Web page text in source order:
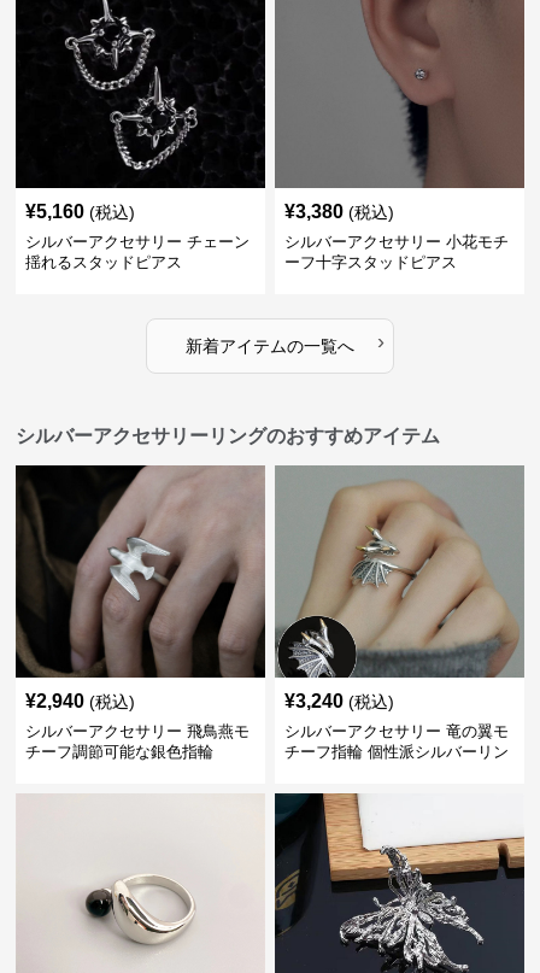
¥5,160 (税込)
シルバーアクセサリー チェーン
揺れるスタッドピアス
¥3,380 (税込)
シルバーアクセサリー 小花モチ
ーフ十字スタッドピアス
新着アイテムの一覧へ ›
シルバーアクセサリーリングのおすすめアイテム
¥2,940 (税込)
シルバーアクセサリー 飛鳥燕モ
チーフ調節可能な銀色指輪
¥3,240 (税込)
シルバーアクセサリー 竜の翼モ
チーフ指輪 個性派シルバーリン